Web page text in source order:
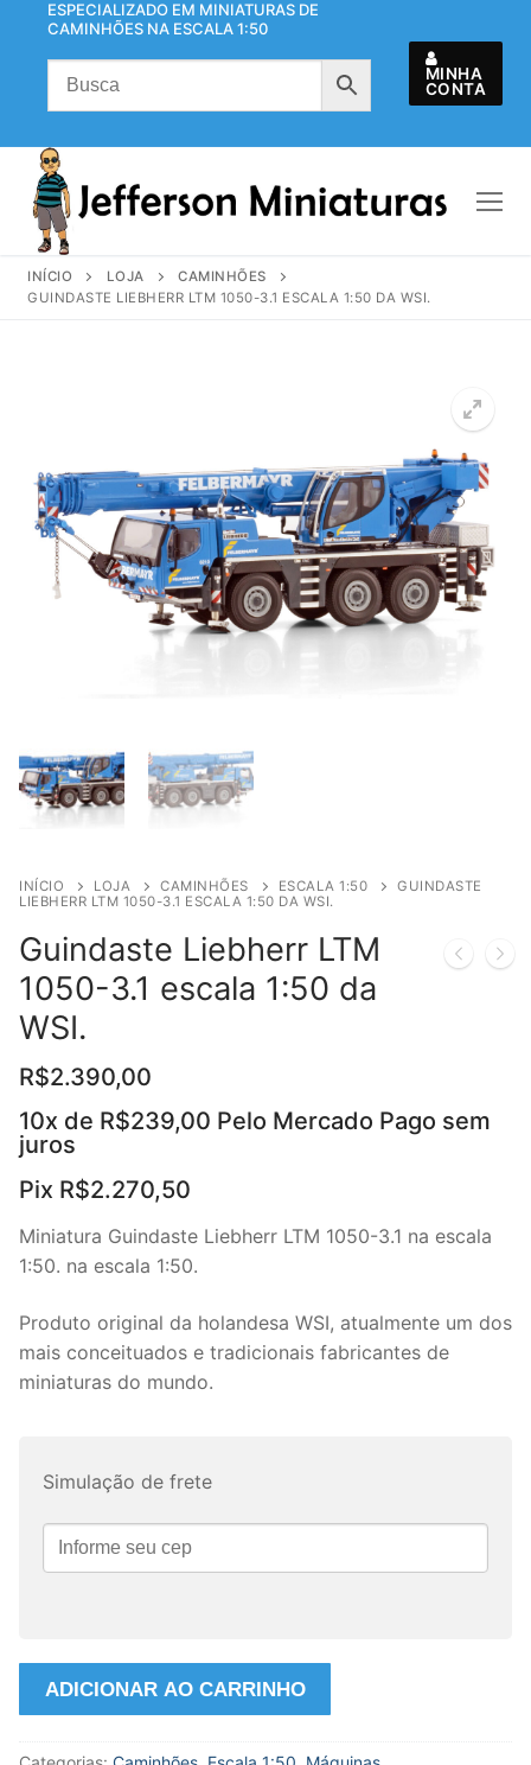
ESPECIALIZADO EM MINIATURAS DE
CAMINHÕES NA ESCALA 1:50
MINHA
CONTA
INÍCIO LOJA
CAMINHÕES
GUINDASTE LIEBHERR LTM 1050-3.1 ESCALA 1:50 DA WSI.
INÍCIO LOJA CAMINHÕES ESCALA 1:50
GUINDASTE
LIEBHERR LTM 1050-3.1 ESCALA 1:50 DA WSI.
Guindaste Liebherr LTM
1050-3.1 escala 1:50 da
WSI.
R$2.390,00
10x de R$239,00 Pelo Mercado Pago sem
juros
Pix R$2.270,50
Miniatura Guindaste Liebherr LTM 1050-3.1 na escala
1:50. na escala 1:50.
Produto original da holandesa WSI, atualmente um dos
mais conceituados e tradicionais fabricantes de
miniaturas do mundo.
Simulação de frete
Guindaste
ADICIONAR AO CARRINHO